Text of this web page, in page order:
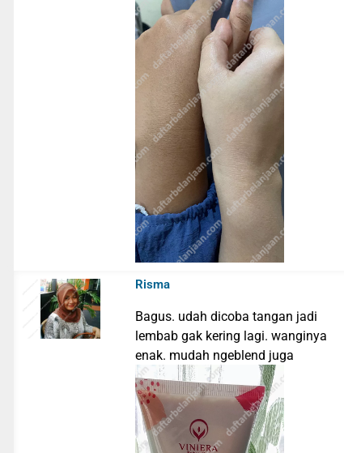
Risma
Bagus. udah dicoba tangan jadi
lembab gak kering lagi. wanginya
enak. mudah ngeblend juga